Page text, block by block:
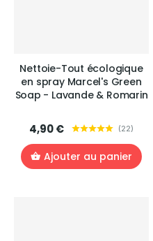
Nettoie-Tout écologique
en spray Marcel's Green
Soap - Lavande & Romarin
4,90 € (22)
Ajouter au panier